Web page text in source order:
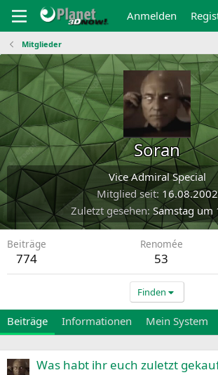
Anmelden
Mitglieder
Soran
Vice Admiral Special
Mitglied seit 16.08.2002
Zuletzt gesehen Samstag um
Beiträge
774
Renomée
53
Finden
Beiträge Informationen Mein System
Was habt ihr euch zuletzt